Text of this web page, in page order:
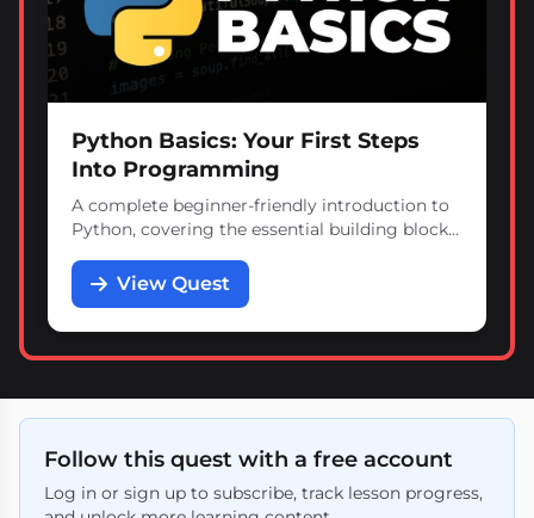
Python Basics: Your First Steps
Into Programming
A complete beginner-friendly introduction to
Python, covering the essential building blocks
View Quest
Follow this quest with a free account
Log in or sign up to subscribe, track lesson progress,